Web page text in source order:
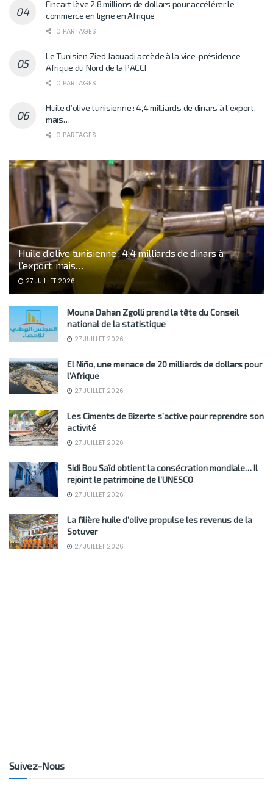
Fincart lève 2,8 millions de dollars pour accélérer le
commerce en ligne en Afrique
0 PARTAGES
Le Tunisien Zied Jaouadi accède à la vice-présidence
Afrique du Nord de la PACCI
0 PARTAGES
Huile d’olive tunisienne : 4,4 milliards de dinars à l’export,
mais…
0 PARTAGES
Huile d’olive tunisienne : 4,4 milliards de dinars à
l’export, mais…
27 JUILLET 2026
Mouna Dahan Zgolli prend la tête du Conseil
national de la statistique
27 JUILLET 2026
El Niño, une menace de 20 milliards de dollars pour
l’Afrique
27 JUILLET 2026
Les Ciments de Bizerte s’active pour reprendre son
activité
27 JUILLET 2026
Sidi Bou Saïd obtient la consécration mondiale… Il
rejoint le patrimoine de l’UNESCO
27 JUILLET 2026
La filière huile d’olive propulse les revenus de la
Sotuver
27 JUILLET 2026
Suivez-Nous